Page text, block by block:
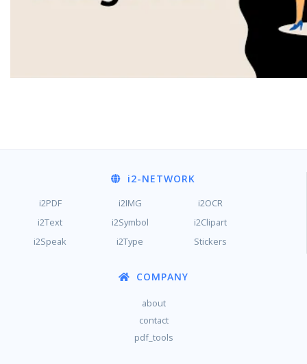
i2-NETWORK
i2PDF i2IMG
i2OCR
i2Text
i2Symbol
i2Clipart
i2Speak
i2Type Stickers
COMPANY
about
contact
pdf_tools